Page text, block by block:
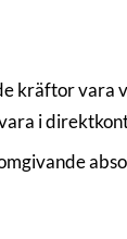
kräftor vara
i